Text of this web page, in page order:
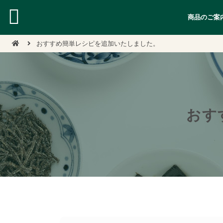
商品のご案
おすすめ簡単レシピを追加いたしました。
おす